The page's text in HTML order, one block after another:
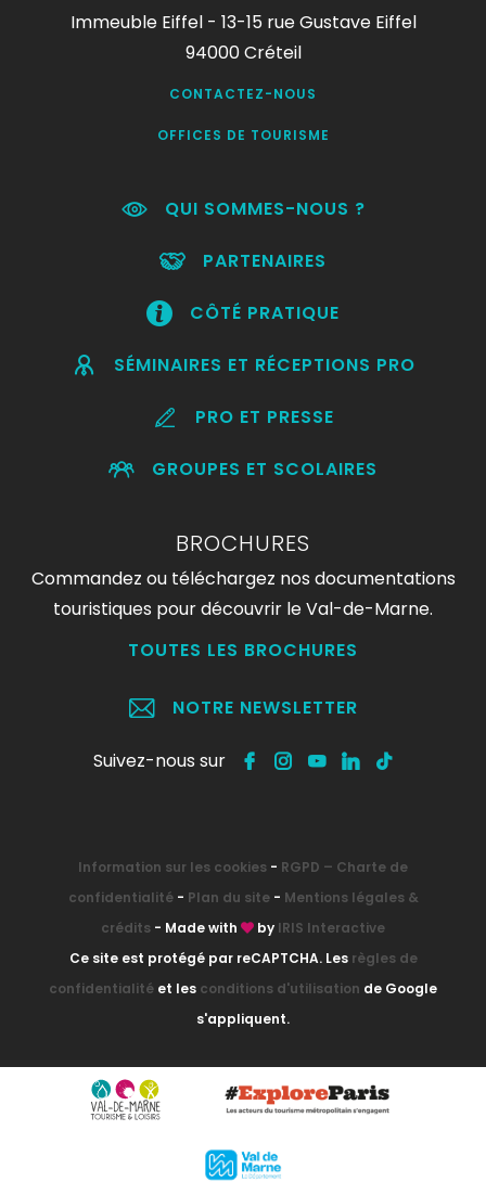
Immeuble Eiffel - 13-15 rue Gustave Eiffel
94000 Créteil
CONTACTEZ-NOUS
OFFICES DE TOURISME
QUI SOMMES-NOUS ?
PARTENAIRES
CÔTÉ PRATIQUE
SÉMINAIRES ET RÉCEPTIONS PRO
PRO ET PRESSE
GROUPES ET SCOLAIRES
BROCHURES
Commandez ou téléchargez nos documentations
touristiques pour découvrir le Val-de-Marne.
TOUTES LES BROCHURES
NOTRE NEWSLETTER
Suivez-nous sur
Information sur les cookies - RGPD – Charte de
confidentialité- Plan du site- Mentions légales &
crédits - Made with by IRIS Interactive
Ce site est protégé par reCAPTCHA. Les règles de
confidentialité et les conditions d'utilisation de Google
s'appliquent.